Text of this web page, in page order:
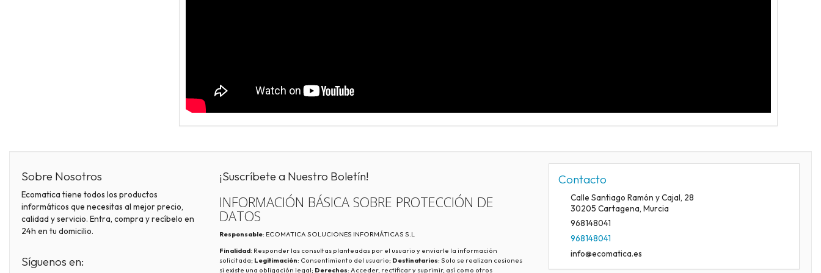
Sobre Nosotros
Ecomatica tiene todos los productos
informáticos que necesitas al mejor precio,
calidad y servicio. Entra, compra y recíbelo en
24h en tu domicilio.
Síguenos en:
¡Suscríbete a Nuestro Boletín!
INFORMACIÓN BÁSICA SOBRE PROTECCIÓN DE
DATOS
Responsable: ECOMATICA SOLUCIONES INFORMÁTICAS S.L
Finalidad: Responder las consultas planteadas por el usuario y enviarle la información
solicitada; Legitimación: Consentimiento del usuario; Destinatarios: Solo se realizan cesiones
si existe una obligación legal; Derechos: Acceder, rectificar y suprimir, así como otros
Contacto
Calle Santiago Ramón y Cajal, 28
30205 Cartagena, Murcia
968148041
968148041
info@ecomatica.es